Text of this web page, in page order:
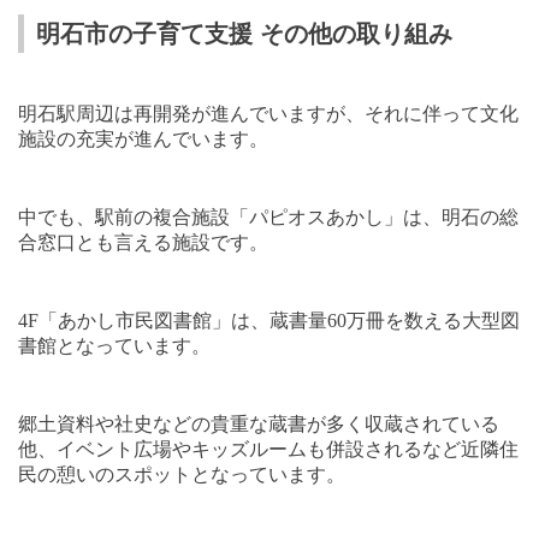
明石市の子育て支援 その他の取り組み
明石駅周辺は再開発が進んでいますが、それに伴って文化
施設の充実が進んでいます。
中でも、駅前の複合施設「パピオスあかし」は、明石の総
合窓口とも言える施設です。
4F 「あかし市民図書館」は、蔵書量60万冊を数える大型図
書館となっています。
郷土資料や社史などの貴重な蔵書が多く収蔵されている
他、イベント広場やキッズルームも併設されるなど近隣住
民の憩いのスポットとなっています。